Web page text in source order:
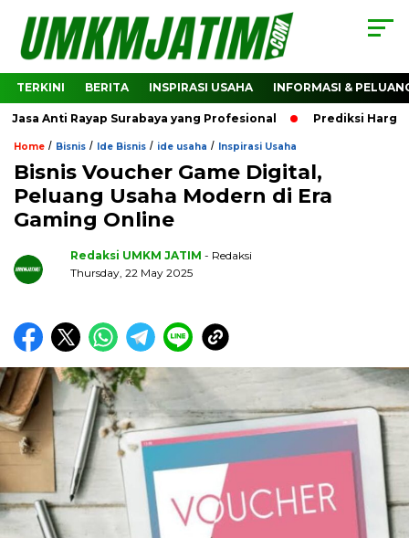
TERKINI BERITA INSPIRASI USAHA INFORMASI &
Anti Rayap Surabaya yang Profesional Prediksi Harga
Home / Bisnis / Ide Bisnis / ide usaha / Inspirasi Usaha
Bisnis Voucher Game Digital,
Peluang Usaha Modern di Era
Gaming Online
Redaksi UMKM JATIM - Redaksi
Thursday, 22 May 2025